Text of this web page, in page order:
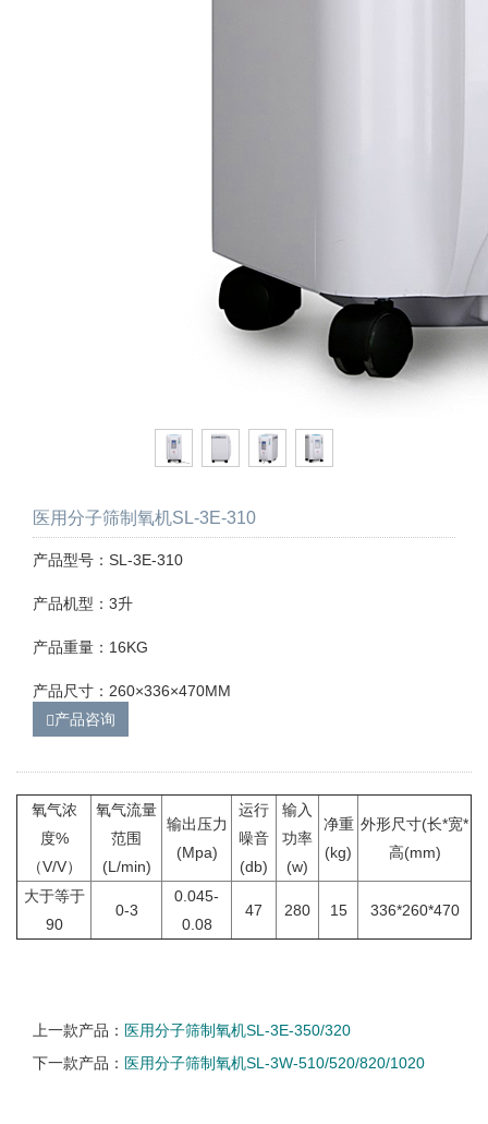
医用分子筛制氧机SL-3E-310
产品型号：SL-3E-310
产品机型：3升
产品重量：16KG
产品尺寸：260×336×470MM
产品咨询
氧气浓
度%
（V/V）
氧气流量
范围
(L/min)
输出压力
(Mpa)
运行
噪音
(db)
输入
功率
(w)
净重
(kg)
外形尺寸(长*宽*
高(mm)
大于等于
90
0-3
0.045-
0.08
47 280 15 336*260*470
上一款产品： 医用分子筛制氧机SL-3E-350/320
下一款产品： 医用分子筛制氧机SL-3W-510/520/820/1020